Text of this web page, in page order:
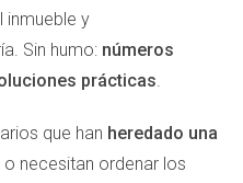
(agua, luz).
pero es
inmueble y
Sin humo: números
prácticas.
que han heredado una
o necesitan ordenar los